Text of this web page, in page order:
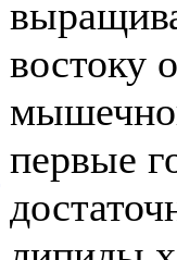
востоку
первые